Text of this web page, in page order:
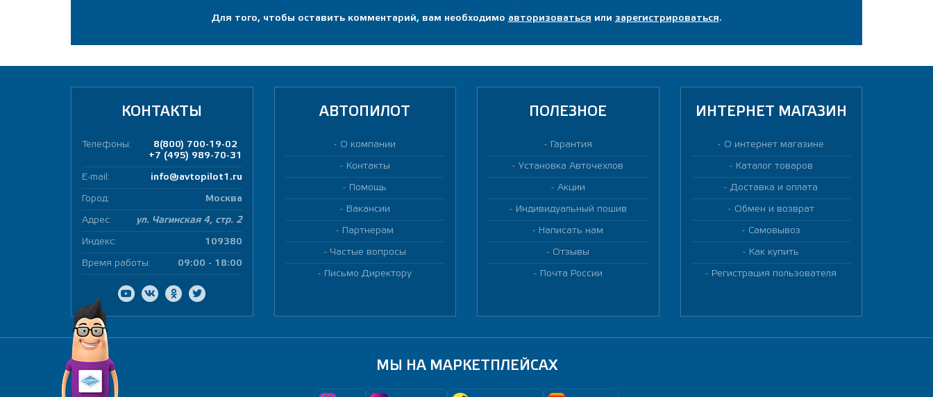
Для того, чтобы оставить комментарий, вам необходимо авторизоваться или зарегистрироваться.
КОНТАКТЫ
Телефоны:
8(800) 700-19-02
+7 (495) 989-70-31
E-mail: info@avtopilot1.ru
Город: Москва
Адрес: ул. Чагинская 4, стр. 2
Индекс: 109380
Время работы: 09:00 - 18:00
АВТОПИЛОТ
О компании
Контакты
Помощь
Вакансии
Партнерам
Частые вопросы
Письмо Директору
ПОЛЕЗНОЕ
Гарантия
Установка Авточехлов
Акции
Индивидуальный пошив
Написать нам
Отзывы
Почта России
ИНТЕРНЕТ МАГАЗИН
О интернет магазине
Каталог товаров
Доставка и оплата
Обмен и возврат
Самовывоз
Как купить
Регистрация пользователя
МЫ НА МАРКЕТПЛЕЙСАХ